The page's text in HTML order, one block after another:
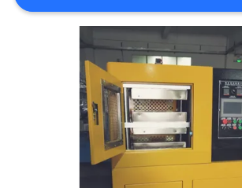
POPROSIĆ
WYCENĘ